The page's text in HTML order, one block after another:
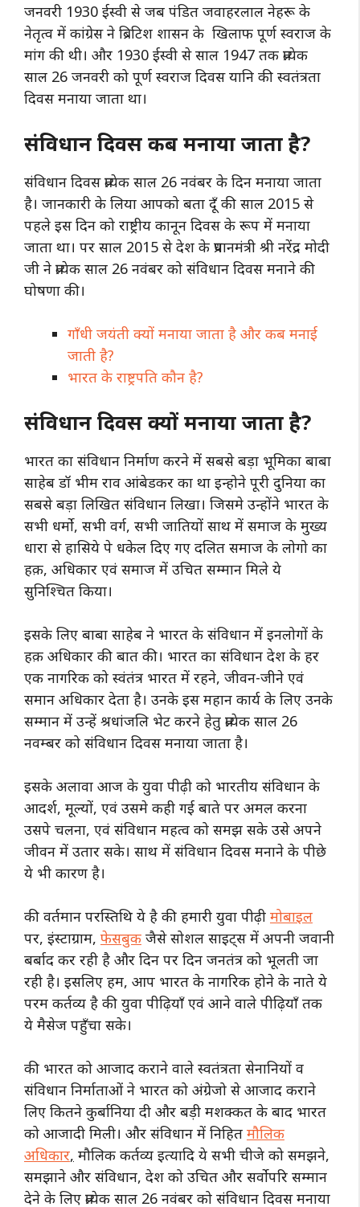
जनवरी 1930 ईस्वी से जब पंडित जवाहरलाल नेहरू के
नेतृत्व में कांग्रेस ने ब्रिटिश शासन के खिलाफ पूर्ण स्वराज के
मांग की थी। और 1930 ईस्वी से साल 1947 तक प्रत्येक
साल 26 जनवरी को पूर्ण स्वराज दिवस यानि की स्वतंत्रता
दिवस मनाया जाता था।
संविधान दिवस कब मनाया जाता है?
संविधान दिवस प्रत्येक साल 26 नवंबर के दिन मनाया जाता
है। जानकारी के लिया आपको बता दूँ की साल 2015 से
पहले इस दिन को राष्ट्रीय कानून दिवस के रूप में मनाया
जाता था। पर साल 2015 से देश के प्रधानमंत्री श्री नरेंद्र मोदी
जी ने प्रत्येक साल 26 नवंबर को संविधान दिवस मनाने की
घोषणा की।
गाँधी जयंती क्यों मनाया जाता है और कब मनाई
जाती है?
भारत के राष्ट्रपति कौन है?
संविधान दिवस क्यों मनाया जाता है?
भारत का संविधान निर्माण करने में सबसे बड़ा भूमिका बाबा
साहेब डॉ भीम राव आंबेडकर का था इन्होने पूरी दुनिया का
सबसे बड़ा लिखित संविधान लिखा। जिसमे उन्होंने भारत के
सभी धर्मो, सभी वर्ग, सभी जातियों साथ में समाज के मुख्य
धारा से हासिये पे धकेल दिए गए दलित समाज के लोगो का
हक़, अधिकार एवं समाज में उचित सम्मान मिले ये
सुनिश्चित किया।
इसके लिए बाबा साहेब ने भारत के संविधान में इनलोगों के
हक़ अधिकार की बात की। भारत का संविधान देश के हर
एक नागरिक को स्वंतंत्र भारत में रहने, जीवन-जीने एवं
समान अधिकार देता है। उनके इस महान कार्य के लिए उनके
सम्मान में उन्हें श्रधांजलि भेट करने हेतु प्रत्येक साल 26
नवम्बर को संविधान दिवस मनाया जाता है।
इसके अलावा आज के युवा पीढ़ी को भारतीय संविधान के
आदर्श, मूल्यों, एवं उसमे कही गई बाते पर अमल करना
उसपे चलना, एवं संविधान महत्व को समझ सके उसे अपने
जीवन में उतार सके। साथ में संविधान दिवस मनाने के पीछे
ये भी कारण है।
की वर्तमान परस्तिथि ये है की हमारी युवा पीढ़ी मोबाइल
पर, इंस्टाग्राम, फेसबुक जैसे सोशल साइट्स में अपनी जवानी
बर्बाद कर रही है और दिन पर दिन जनतंत्र को भूलती जा
रही है। इसलिए हम, आप भारत के नागरिक होने के नाते ये
परम कर्तव्य है की युवा पीढ़ियाँ एवं आने वाले पीढ़ियाँ तक
ये मैसेज पहुँचा सके।
की भारत को आजाद कराने वाले स्वतंत्रता सेनानियों व
संविधान निर्माताओं ने भारत को अंग्रेजो से आजाद कराने
लिए कितने कुर्बानिया दी और बड़ी मशक्कत के बाद भारत
को आजादी मिली। और संविधान में निहित मौलिक
अधिकार, मौलिक कर्तव्य इत्यादि ये सभी चीजे को समझने,
समझाने और संविधान, देश को उचित और सर्वोपरि सम्मान
देने के लिए प्रत्येक साल 26 नवंबर को संविधान दिवस मनाया